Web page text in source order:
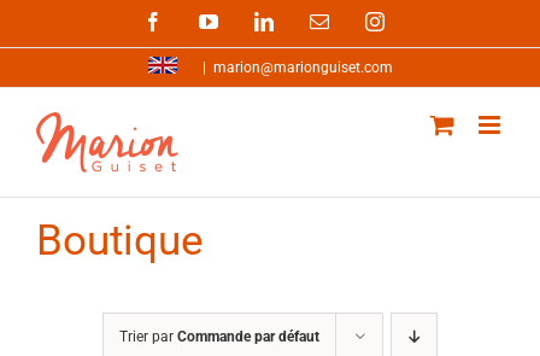
FacebookYouTubeLinkedInEmail Instagram
marion@marionguiset.com
Boutique
Trier par Commande par défaut